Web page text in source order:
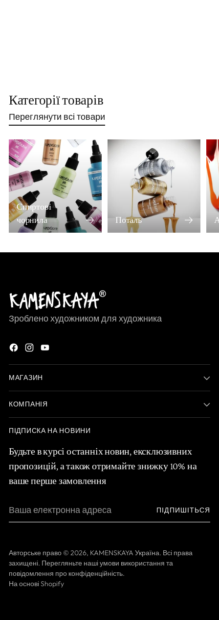
Категорії товарів
Переглянути всі товари
Спиртові
чорнила
Поталь
Зроблено художником для художника
МАГАЗИН
КОМПАНІЯ
ПІДПИСКА НА НОВИНИ
Будьте в курсі останніх новин, ексклюзивних
пропозицій, а також отримайте знижку 10% на
ваше перше замовлення
ПІДПИШІТЬСЯ
Авторське право © 2026, KAMENSKAYA Україна. Всі права
захищені. Перегляньте наші умови використання та
повідомлення про конфіденційність.
На основі Shopify